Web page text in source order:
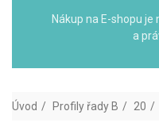
Nákup na E-shopu
a
Úvod Profily řady B 20